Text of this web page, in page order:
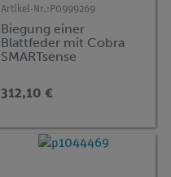
Artikel-Nr.: P0999269
Biegung einer
Blattfeder mit Cobra
SMARTsense
312,10 €